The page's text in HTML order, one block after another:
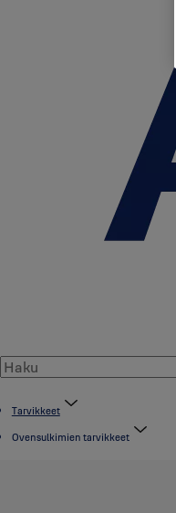
Tarvikkeet
Ovensulkimien tarvikkeet